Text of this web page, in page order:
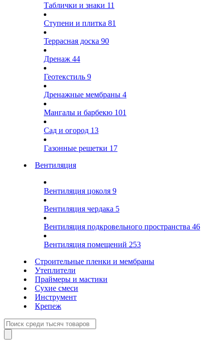
Таблички и знаки 11
Ступени и плитка 81
Террасная доска 90
Дренаж 44
Геотекстиль 9
Дренажные мембраны 4
Мангалы и барбекю 101
Сад и огород 13
Газонные решетки 17
Вентиляция
Вентиляция цоколя 9
Вентиляция чердака 5
Вентиляция подкровельного пространства 46
Вентиляция помещений 253
Строительные пленки и мембраны
Утеплители
Праймеры и мастики
Сухие смеси
Инструмент
Крепеж